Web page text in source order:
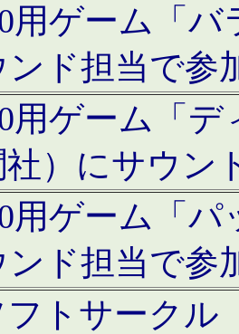
用ゲーム「
ンド担当で参
用ゲーム「
）にサウン
用ゲーム「
ンド担当で参
フトサークル